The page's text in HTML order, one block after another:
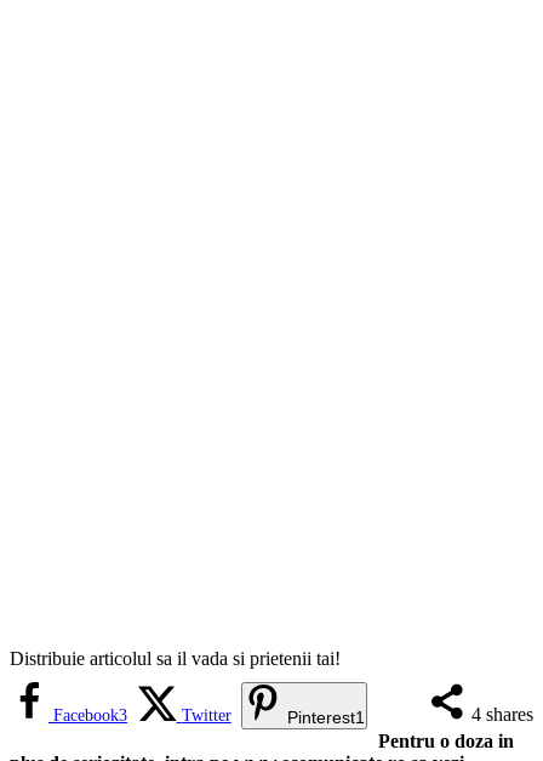
Distribuie articolul sa il vada si prietenii tai!
4 shares
Facebook3 Twitter Pinterest1
Pentru o doza in